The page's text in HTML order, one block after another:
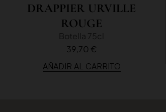
DRAPPIER URVILLE
ROUGE
Botella 75cl
39,70 €
AÑADIR AL CARRITO